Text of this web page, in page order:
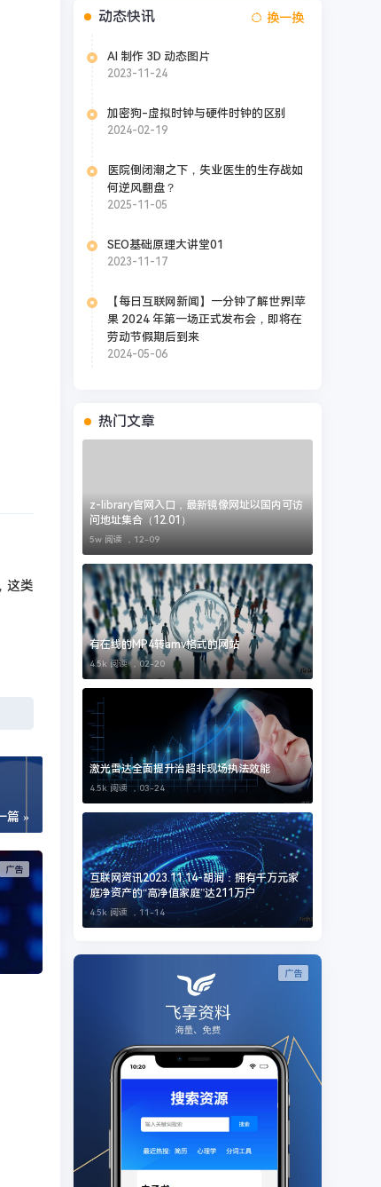
，这类
篇 »
动态快讯 换一换
AI 制作 3D 动态图片
2023-11-24
加密狗-虚拟时钟与硬件时钟的区别
2024-02-19
医院倒闭潮之下，失业医生的生存战如
何逆风翻盘？
2025-11-05
SEO基础原理大讲堂01
2023-11-17
【每日互联网新闻】一分钟了解世界|苹
果 2024 年第一场正式发布会，即将在
劳动节假期后到来
2024-05-06
热门文章
z-library官网入口，最新镜像网址以国内可访
问地址集合（12.01）
5w 阅读 ， 12-09
有在线的MP4转amv格式的网站
4.5k 阅读 ，02-20
激光雷达全面提升治超非现场执法效能
4.5k 阅读 ，03-24
互联网资讯2023.11.14-胡润：拥有千万元家
庭净资产的“高净值家庭”达211万户
4.5k 阅读 ， 11-14